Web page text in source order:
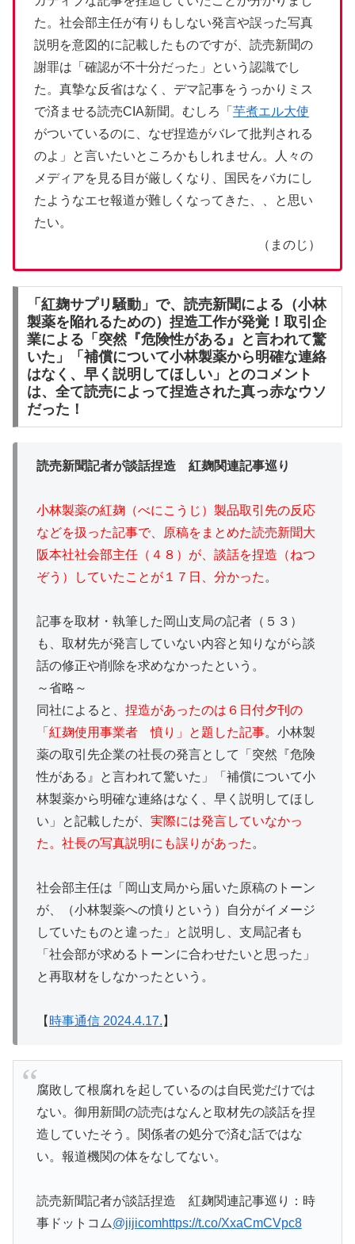
た。社会部主任が有りもしない発言や誤った写真
説明を意図的に記載したものですが、読売新聞の
謝罪は「確認が不十分だった」という認識でし
た。真摯な反省はなく、デマ記事をうっかりミス
で済ませる読売CIA新聞。むしろ「 芋煮エル大使
がついているのに、なぜ捏造がバレて批判される
のよ」と言いたいところかもしれません。人々の
メディアを見る目が厳しくなり、国民をバカにし
たようなエセ報道が難しくなってきた、、と思い
たい。
（まのじ）
「紅麹サプリ騒動」で、読売新聞による（小林
製薬を陥れるための）捏造工作が発覚！取引企
業による「突然『危険性がある』と言われて驚
いた」「補償について小林製薬から明確な連絡
はなく、早く説明してほしい」とのコメント
は、全て読売によって捏造された真っ赤なウソ
だった！
読売新聞記者が談話捏造 紅麹関連記事巡り
小林製薬の紅麹（べにこうじ）製品取引先の反応
などを扱った記事で、原稿をまとめた読売新聞大
阪本社社会部主任（４８）が、談話を捏造（ねつ
ぞう）していたことが１７日、分かった 。
記事を取材・執筆した岡山支局の記者（５３）
も、取材先が発言していない内容と知りながら談
話の修正や削除を求めなかったという。
～省略～
同社によると、 捏造があったのは６日付夕刊の
「紅麹使用事業者 憤り」と題した記事。小林製
薬の取引先企業の社長の発言として「突然『危険
性がある』と言われて驚いた」「補償について小
林製薬から明確な連絡はなく、早く説明してほし
い」と記載したが、 実際には発言していなかっ
た。社長の写真説明にも誤りがあった 。
社会部主任は「岡山支局から届いた原稿のトーン
が、（小林製薬への憤りという）自分がイメージ
していたものと違った」と説明し、支局記者も
「社会部が求めるトーンに合わせたいと思った」
と再取材をしなかったという。
【 時事通信 2024.4.17. 】
腐敗して根腐れを起しているのは自民党だけでは
ない。御用新聞の読売はなんと取材先の談話を捏
造していたそう。関係者の処分で済む話ではな
い。報道機関の体をなしてない。
読売新聞記者が談話捏造 紅麹関連記事巡り：時
事ドットコム@jijicomhttps://t.co/XxaCmCVpc8